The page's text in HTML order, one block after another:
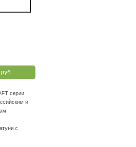
серии
и
с